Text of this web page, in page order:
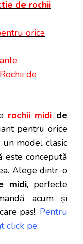
de rochii
orice
Rochii de
rochii midi de
pentru orice
un model clasic
este concepută
Alege dintr-o
midi, perfecte
acum și
pas!. Pentru
click pe: